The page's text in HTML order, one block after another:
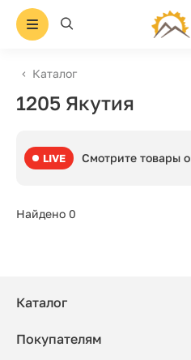
Каталог
1205 Якутия
LIVE Смотрите товары
Найдено 0
Каталог
Покупателям